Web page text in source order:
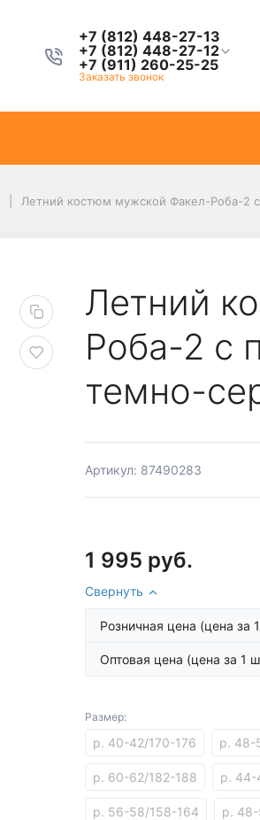
+7 (812) 448-27-13
+7 (812) 448-27-12
+7 (911) 260-25-25
Заказать звонок
Летний костюм мужской Факел-Роба-2
Летний
Роба-2 с
темно-
Артикул: 87490283
1 995 руб.
Свернуть
Розничная цена (цена за
Оптовая цена (цена за 1
Размер:
р. 40-42/170-176 р. 48-
р. 60-62/182-188 р. 44-
р. 56-58/158-164 р.